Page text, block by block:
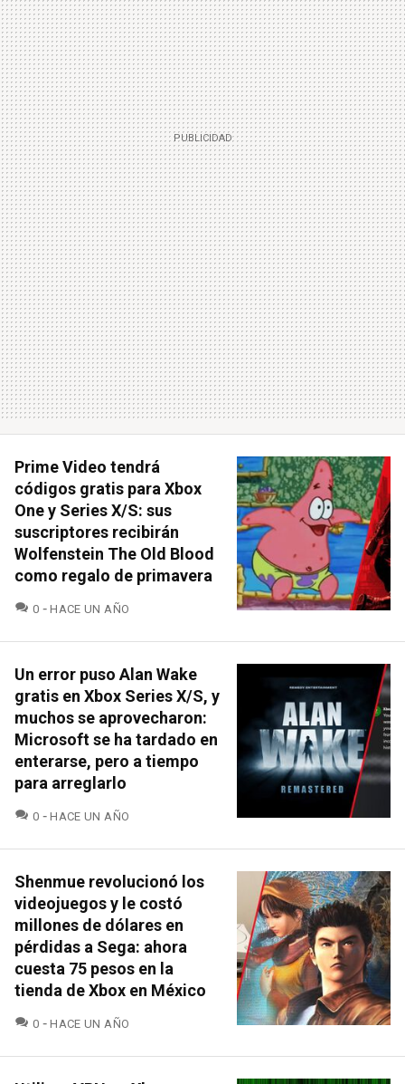
Prime Video tendrá
códigos gratis para Xbox
One y Series X/S: sus
suscriptores recibirán
Wolfenstein The Old Blood
como regalo de primavera
0 COMENTARIOS
HACE UN AÑO
Un error puso Alan Wake
gratis en Xbox Series X/S, y
muchos se aprovecharon:
Microsoft se ha tardado en
enterarse, pero a tiempo
para arreglarlo
0 COMENTARIOS
HACE UN AÑO
Shenmue revolucionó los
videojuegos y le costó
millones de dólares en
pérdidas a Sega: ahora
cuesta 75 pesos en la
tienda de Xbox en México
0 COMENTARIOS
HACE UN AÑO